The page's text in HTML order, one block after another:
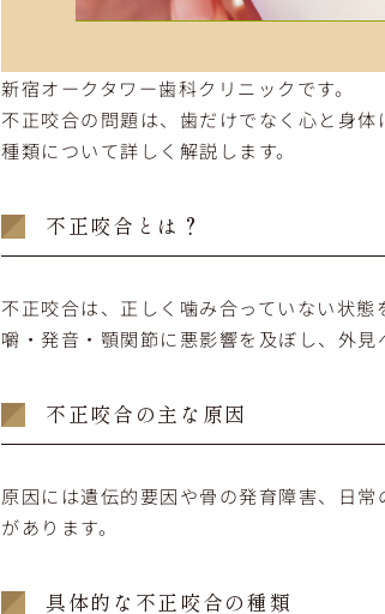
新宿オークタワー歯科クリニックです。
不正咬合の問題は、歯だけでなく心と身
種類について詳しく解説します。
不正咬合とは？
不正咬合は、正しく噛み合っていない状
嚼・発音・顎関節に悪影響を及ぼし、外見
不正咬合の主な原因
原因には遺伝的要因や骨の発育障害、日
があります。
具体的な不正咬合の種類